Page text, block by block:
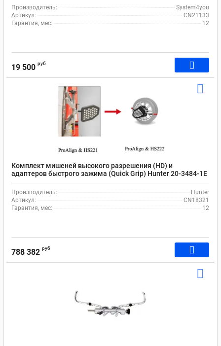
Производитель:
System4you
Артикул:
CN21133
Гарантия, мес:
12
19 500 руб
Комплект мишеней высокого разрешения (HD) и
адаптеров быстрого зажима (Quick Grip) Hunter 20-3484-1E
Производитель:
Hunter
Артикул:
CN18321
Гарантия, мес:
12
788 382 руб